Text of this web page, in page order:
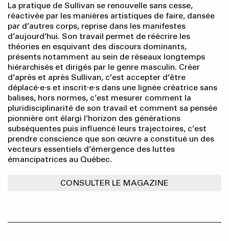
La pratique de Sullivan se renouvelle sans cesse,
réactivée par les manières artistiques de faire, dansée
par d’autres corps, reprise dans les manifestes
d’aujourd’hui. Son travail permet de réécrire les
théories en esquivant des discours dominants,
présents notamment au sein de réseaux longtemps
hiérarchisés et dirigés par le genre masculin. Créer
d’après et après Sullivan, c’est accepter d’être
déplacé·e·s et inscrit·e·s dans une lignée créatrice sans
balises, hors normes, c’est mesurer comment la
pluridisciplinarité de son travail et comment sa pensée
pionnière ont élargi l’horizon des générations
subséquentes puis influencé leurs trajectoires, c’est
prendre conscience que son œuvre a constitué un des
vecteurs essentiels d’émergence des luttes
émancipatrices au Québec.
CONSULTER LE MAGAZINE